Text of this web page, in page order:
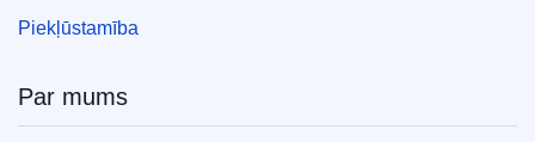
Piekļūstamība
Par mums